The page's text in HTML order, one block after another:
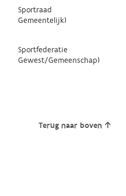
Sportraad
Gemeentelijk)
Sportfederatie
Gewest/Gemeenschap)
Terug naar boven